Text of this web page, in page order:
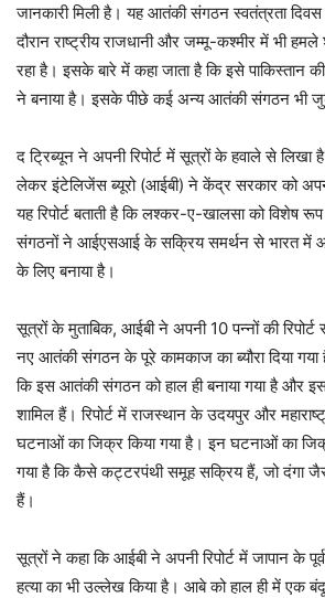
जानकारी मिली है। यह आतंकी संगठन स्वतंत्रता
दौरान राष्ट्रीय राजधानी और जम्मू-कश्मीर में भी
रहा है। इसके बारे में कहा जाता है कि इसे
ने बनाया है। इसके पीछे कई अन्य आतंकी संगठन भी
द ट्रिब्यून ने अपनी रिपोर्ट में सूत्रों के हवाले से
लेकर इंटेलिजेंस ब्यूरो (आईबी) ने केंद्र सरकार को अपनी
यह रिपोर्ट बताती है कि लश्कर-ए-खालसा को विशेष
संगठनों ने आईएसआई के सक्रिय समर्थन से भारत में
के लिए बनाया है।
सूत्रों के मुताबिक, आईबी ने अपनी 10 पन्नों की
नए आतंकी संगठन के पूरे कामकाज का ब्यौरा दिया
कि इस आतंकी संगठन को हाल ही बनाया गया है और
शामिल हैं। रिपोर्ट में राजस्थान के उदयपुर और
घटनाओं का जिक्र किया गया है। इन घटनाओं का
गया है कि कैसे कट्टरपंथी समूह सक्रिय हैं, जो दंगा
हैं।
सूत्रों ने कहा कि आईबी ने अपनी रिपोर्ट में जापान के
हत्या का भी उल्लेख किया है। आबे को हाल ही में एक